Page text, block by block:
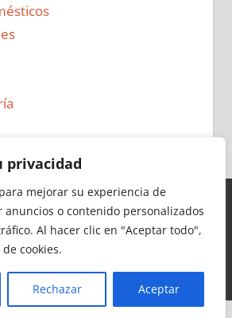
privacidad
mejorar su experiencia de
anuncios o contenido personalizados
Al hacer clic en "Aceptar todo",
cookies.
Rechazar Aceptar
en 2026 - Todos los derechos
de Privacidad |Aviso Legal|Política
|Y más|Y más